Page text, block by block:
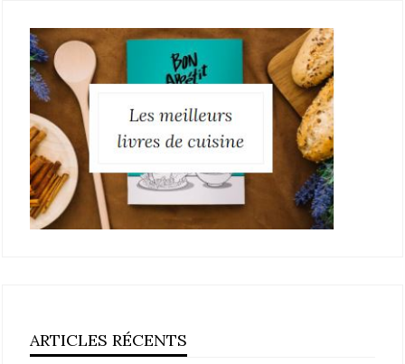
ARTICLES RÉCENTS